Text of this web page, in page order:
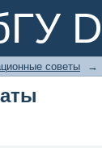
советы →